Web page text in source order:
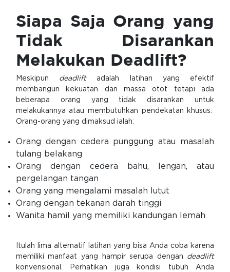
Siapa Saja Orang yang
Tidak Disarankan
Melakukan Deadlift?
Meskipun deadliftadalah latihan yang efektif
membangun kekuatan dan massa otot tetapi ada
beberapa orang yang tidak disarankan untuk
melakukannya atau membutuhkan pendekatan khusus.
Orang-orang yang dimaksud ialah:
Orang dengan cedera punggung atau masalah
tulang belakang
Orang dengan cedera bahu, lengan, atau
pergelangan tangan
Orang yang mengalami masalah lutut
Orang dengan tekanan darah tinggi
Wanita hamil yang memiliki kandungan lemah
Itulah lima alternatif latihan yang bisa Anda coba karena
memiliki manfaat yang hampir serupa dengan deadlift
konvensional. Perhatikan juga kondisi tubuh Anda